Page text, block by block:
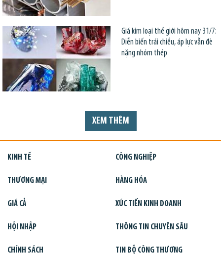
Giá kim loại thế giới hôm nay 31/7:
Diễn biến trái chiều, áp lực vẫn đè
nặng nhóm thép
XEM THÊM
KINH TẾ CÔNG NGHIỆP
THƯƠNG MẠI HÀNG HÓA
GIÁ CẢ XÚC TIẾN KINH DOANH
HỘI NHẬP THÔNG TIN CHUYÊN SÂU
CHÍNH SÁCH TIN BỘ CÔNG THƯƠNG